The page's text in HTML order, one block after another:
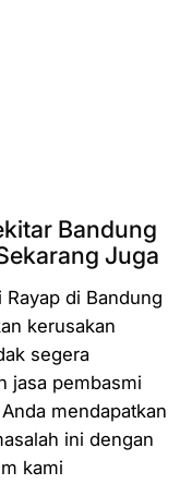
Bandung
Juga
di Bandung
kerusakan
segera
jasa pembasmi
mendapatkan
ini dengan
kami